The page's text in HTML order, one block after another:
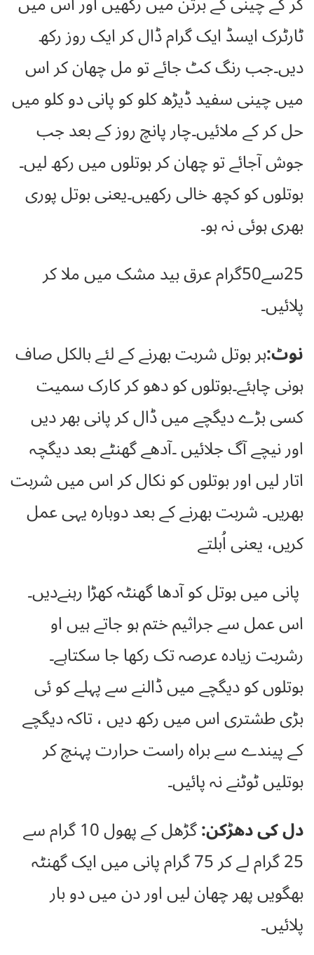
ٹارٹرک ایسڈ ایک گرام ڈال کر ایک روز رکھ
دیں۔جب رنگ کٹ جائے تو مل چھان کر اس
میں چینی سفید ڈیڑھ کلو کو پانی دو کلو میں
حل کر کے ملائیں۔چار پانچ روز کے بعد جب
جوش آجائے تو چھان کر بوتلوں میں رکھ لیں۔
بوتلوں کو کچھ خالی رکھیں۔یعنی بوتل پوری
بھری ہوئی نہ ہو۔
25سے50گرام عرق بید مشک میں ملا کر
پلائیں۔
نوٹ:ہر بوتل شربت بھرنے کے لئے بالکل صاف
ہونی چاہئے۔بوتلوں کو دھو کر کارک سمیت
کسی بڑے دیگچے میں ڈال کر پانی بھر دیں
اور نیچے آگ جلائیں ۔آدھے گھنٹے بعد دیگچہ
اتار لیں اور بوتلوں کو نکال کر اس میں شربت
بھریں۔ شربت بھرنے کے بعد دوبارہ یہی عمل
کریں، یعنی اُبلتے
پانی میں بوتل کو آدھا گھنٹہ کھڑا رہنےدیں۔
اس عمل سے جراثیم ختم ہو جاتے ہیں او
رشربت زیادہ عرصہ تک رکھا جا سکتاہے۔
بوتلوں کو دیگچے میں ڈالنے سے پہلے کو ئی
بڑی طشتری اس میں رکھ دیں ، تاکہ دیگچے
کے پیندے سے براہ راست حرارت پہنچ کر
بوتلیں ٹوٹنے نہ پائیں۔
دل کی دھڑکن:
گڑھل کے پھول 10 گرام سے
25 گرام لے کر 75 گرام پانی میں ایک گھنٹہ
بھگویں پھر چھان لیں اور دن میں دو بار
پلائیں۔